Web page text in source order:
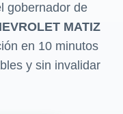
gobernador de
MATIZ
en 10 minutos
y sin invalidar